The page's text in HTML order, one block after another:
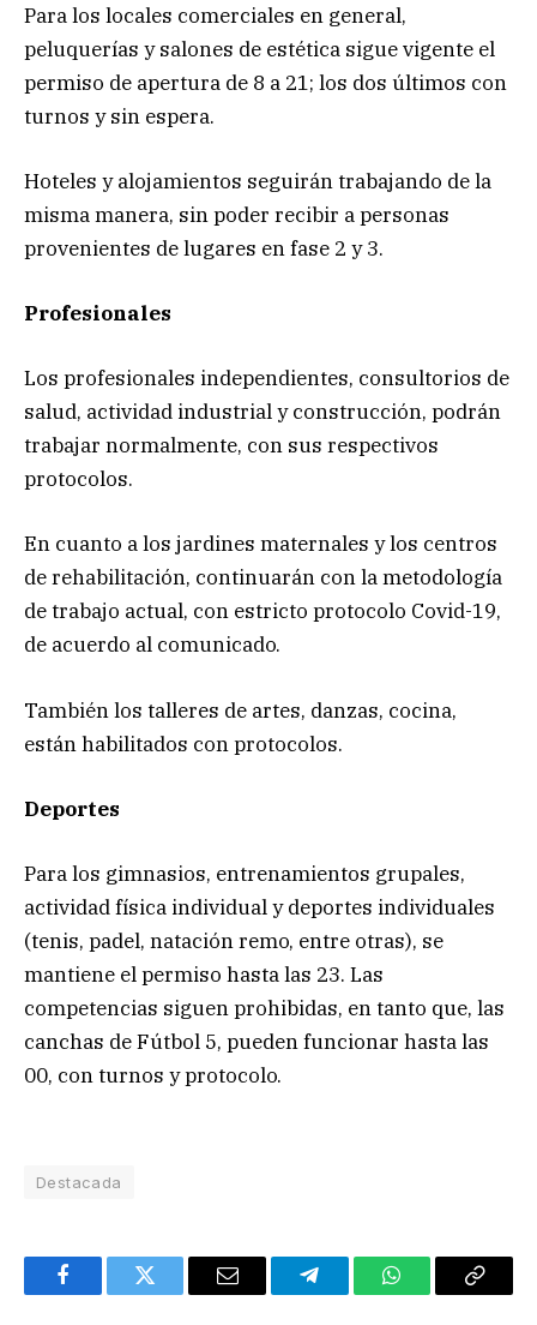
Para los locales comerciales en general,
peluquerías y salones de estética sigue vigente el
permiso de apertura de 8 a 21; los dos últimos con
turnos y sin espera.
Hoteles y alojamientos seguirán trabajando de la
misma manera, sin poder recibir a personas
provenientes de lugares en fase 2 y 3.
Profesionales
Los profesionales independientes, consultorios de
salud, actividad industrial y construcción, podrán
trabajar normalmente, con sus respectivos
protocolos.
En cuanto a los jardines maternales y los centros
de rehabilitación, continuarán con la metodología
de trabajo actual, con estricto protocolo Covid-19,
de acuerdo al comunicado.
También los talleres de artes, danzas, cocina,
están habilitados con protocolos.
Deportes
Para los gimnasios, entrenamientos grupales,
actividad física individual y deportes individuales
(tenis, padel, natación remo, entre otras), se
mantiene el permiso hasta las 23. Las
competencias siguen prohibidas, en tanto que, las
canchas de Fútbol 5, pueden funcionar hasta las
00, con turnos y protocolo.
Destacada
FacebookTwitter Email TelegramWhatsAppCopy